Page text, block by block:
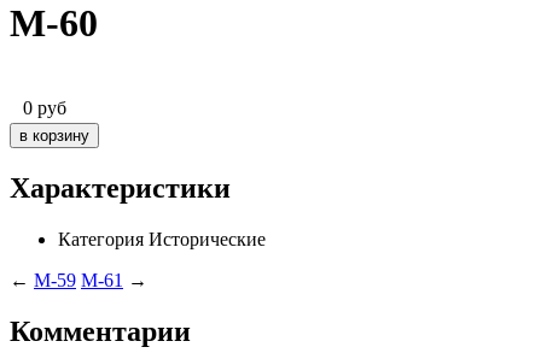
M-60
0 руб
Характеристики
Категория Исторические
← M-59 M-61 →
Комментарии